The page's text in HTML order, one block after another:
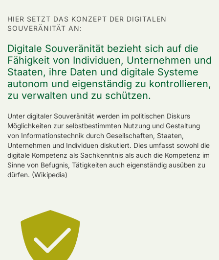
HIER SETZT DAS KONZEPT DER DIGITALEN
SOUVERÄNITÄT AN:
Digitale Souveränität bezieht sich auf die
Fähigkeit von Individuen, Unternehmen und
Staaten, ihre Daten und digitale Systeme
autonom und eigenständig zu kontrollieren,
zu verwalten und zu schützen.
Unter digitaler Souveränität werden im politischen Diskurs
Möglichkeiten zur selbstbestimmten Nutzung und Gestaltung
von Informationstechnik durch Gesellschaften, Staaten,
Unternehmen und Individuen diskutiert. Dies umfasst sowohl die
digitale Kompetenz als Sachkenntnis als auch die Kompetenz im
Sinne von Befugnis, Tätigkeiten auch eigenständig ausüben zu
dürfen. (Wikipedia)